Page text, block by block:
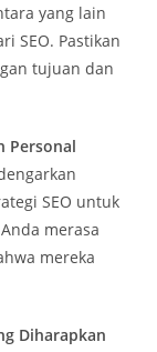
yang lain
SEO. Pastikan
tujuan dan
Personal
SEO untuk
merasa
mereka
Diharapkan